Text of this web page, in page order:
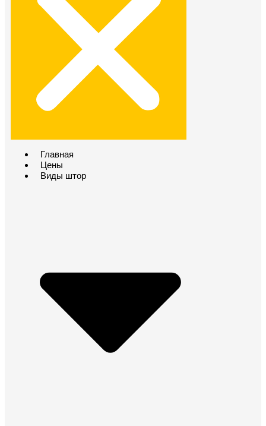
Главная
Цены
Виды штор